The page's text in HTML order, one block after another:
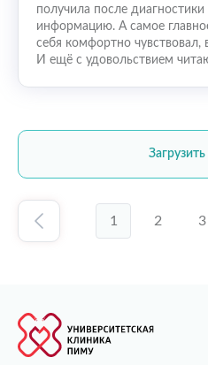
получила после
информацию. А самое
себя комфортно
И ещё с удовольствием
1 2 3